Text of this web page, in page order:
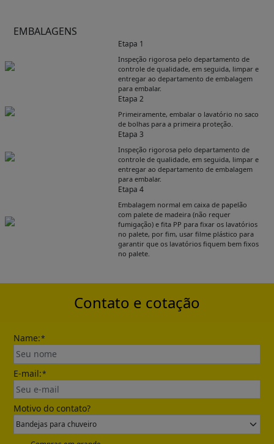
EMBALAGENS
Etapa 1
Inspeção rigorosa pelo departamento de
controle de qualidade, em seguida, limpar e
entregar ao departamento de embalagem
para embalar.
Etapa 2
Primeiramente, embalar o lavatório no saco
de bolhas para a primeira proteção.
Etapa 3
Inspeção rigorosa pelo departamento de
controle de qualidade, em seguida, limpar e
entregar ao departamento de embalagem
para embalar.
Etapa 4
Embalagem normal em caixa de papelão
com palete de madeira (não requer
fumigação) e fita PP para fixar os lavatórios
no palete, por fim, usar filme plástico para
garantir que os lavatórios fiquem bem fixos
no palete.
Get Catalogue
Please leave your contact information,the
catalogue will be sent to your mailbox
Send
Contato e cotação
Name:*
E-mail:*
Motivo do contato?